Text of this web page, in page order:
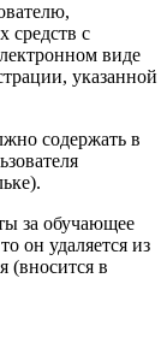
средств с
виде
указанной
содержать в
за обучающее
он удаляется из
(вносится в